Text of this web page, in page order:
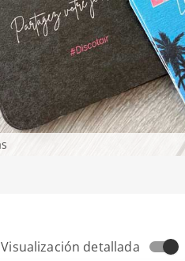
Visualización detallada